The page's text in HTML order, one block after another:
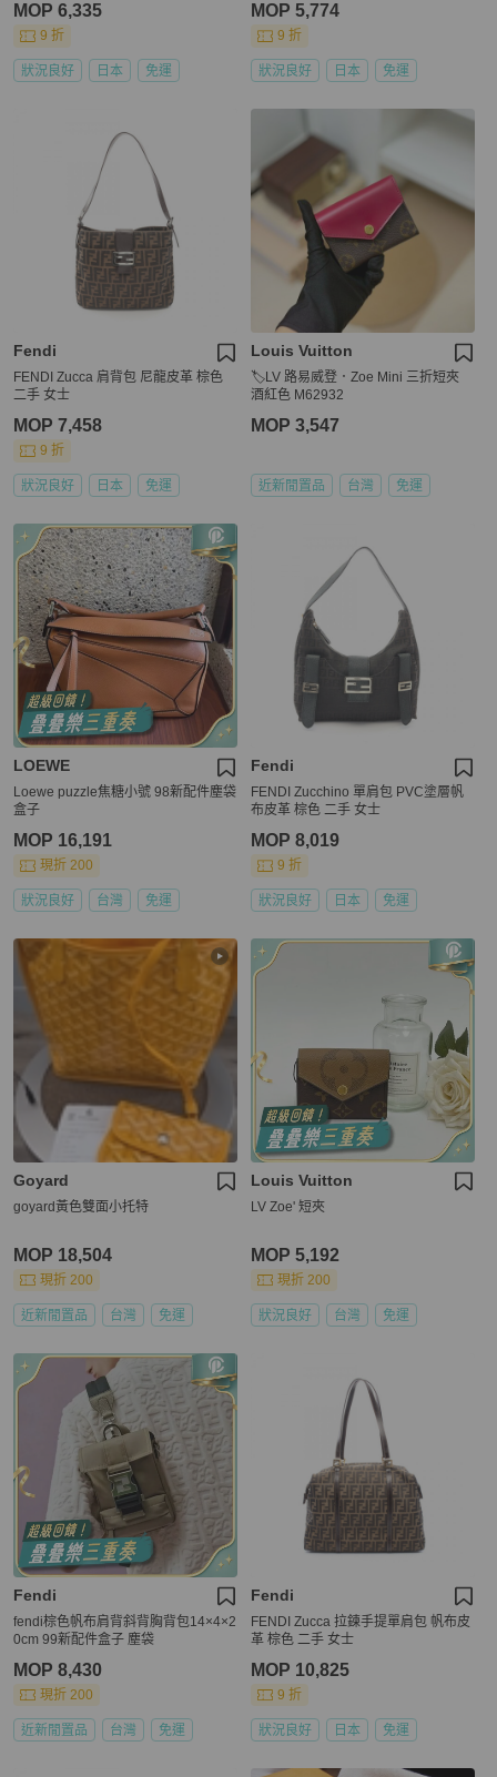
MOP 6,335
9 折
狀況良好 日本 免運
MOP 5,774
9 折
狀況良好 日本 免運
Fendi
FENDI Zucca 肩背包 尼龍皮革 棕色
二手 女士
MOP 7,458
9 折
狀況良好 日本 免運
Louis Vuitton
🏷LV 路易威登．Zoe Mini 三折短夾
酒紅色 M62932
MOP 3,547
近新閒置品 台灣 免運
LOEWE
Loewe puzzle焦糖小號 98新配件塵袋
盒子
MOP 16,191
現折 200
狀況良好 台灣 免運
Fendi
FENDI Zucchino 單肩包 PVC塗層帆
布皮革 棕色 二手 女士
MOP 8,019
9 折
狀況良好 日本 免運
Goyard
goyard黃色雙面小托特
MOP 18,504
現折 200
近新閒置品 台灣 免運
Louis Vuitton
LV Zoe' 短夾
MOP 5,192
現折 200
狀況良好 台灣 免運
Fendi
fendi棕色帆布肩背斜背胸背包14×4×2
0cm 99新配件盒子 塵袋
MOP 8,430
現折 200
近新閒置品 台灣 免運
Fendi
FENDI Zucca 拉鍊手提單肩包 帆布皮
革 棕色 二手 女士
MOP 10,825
9 折
狀況良好 日本 免運